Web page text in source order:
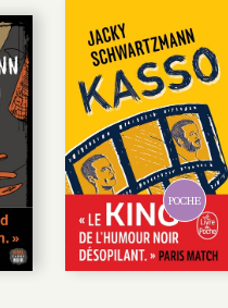
POCHE